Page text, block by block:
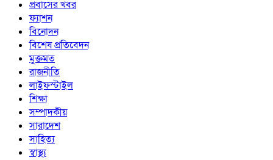
প্রবাসের খবর
ফ্যাশন
বিনোদন
বিশেষ প্রতিবেদন
মুক্তমত
রাজনীতি
লাইফস্টাইল
শিক্ষা
সম্পাদকীয়
সারাদেশ
সাহিত্য
স্বাস্থ্য